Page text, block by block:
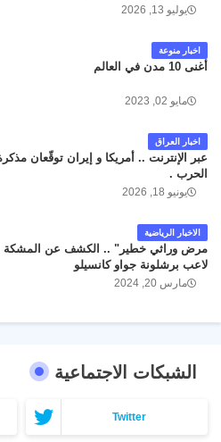
يوليو 13, 2026
اخبار منوعة
أغنى 10 مدن في العالم
مايو 02, 2023
اخبار العراق
عبر الإنترنت .. أمريكا و إيران توقّعان
الحرب .
يونيو 18, 2026
الاخبار الرياضية
مرض وراثي خطير" .. الكشف عن المشكة
لاعب برشلونة جواو كانسيلو
مارس 20, 2024
الشبكات الاجتماعية
Twitter